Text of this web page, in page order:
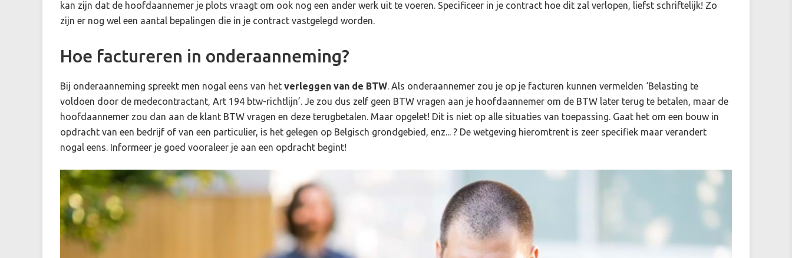
kan zijn dat de hoofdaannemer je plots vraagt om ook nog een ander werk uit te voeren. Specificeer in je contract hoe dit zal verlopen, liefst schriftelijk! Zo
zijn er nog wel een aantal bepalingen die in je contract vastgelegd worden.
Hoe factureren in onderaanneming?
Bij onderaanneming spreekt men nogal eens van het verleggen van de BTW. Als onderaannemer zou je op je facturen kunnen vermelden ‘Belasting te
voldoen door de medecontractant, Art 194 btw-richtlijn’. Je zou dus zelf geen BTW vragen aan je hoofdaannemer om de BTW later terug te betalen, maar de
hoofdaannemer zou dan aan de klant BTW vragen en deze terugbetalen. Maar opgelet! Dit is niet op alle situaties van toepassing. Gaat het om een bouw in
opdracht van een bedrijf of van een particulier, is het gelegen op Belgisch grondgebied, enz... ? De wetgeving hieromtrent is zeer specifiek maar verandert
nogal eens. Informeer je goed vooraleer je aan een opdracht begint!